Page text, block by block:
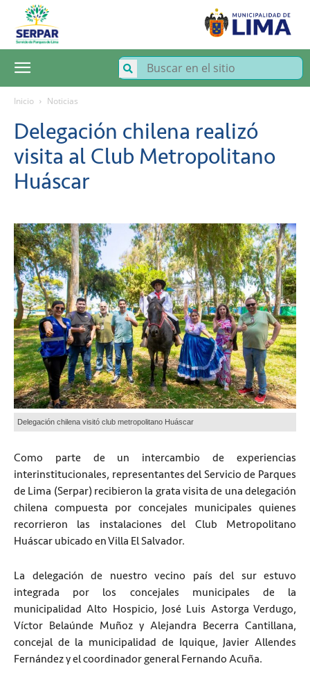
SERPAR
Servicio
de
Parques
Inicio Noticias
Delegación chilena realizó
visita al Club Metropolitano
Huáscar
Delegación chilena visitó club metropolitano Huáscar
Como parte de un intercambio de experiencias
interinstitucionales, representantes del Servicio de Parques
de Lima (Serpar) recibieron la grata visita de una delegación
chilena compuesta por concejales municipales quienes
recorrieron las instalaciones del Club Metropolitano
Huáscar ubicado en Villa El Salvador.
La delegación de nuestro vecino país del sur estuvo
integrada por los concejales municipales de la
municipalidad Alto Hospicio, José Luis Astorga Verdugo,
Víctor Belaúnde Muñoz y Alejandra Becerra Cantillana,
concejal de la municipalidad de Iquique, Javier Allendes
Fernández y el coordinador general Fernando Acuña.